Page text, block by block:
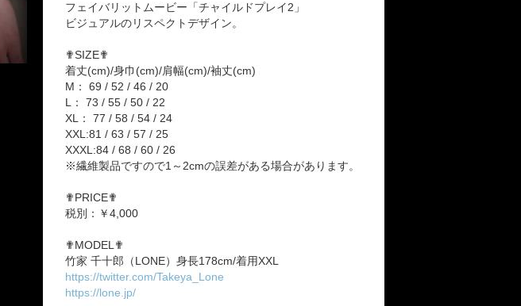
フェイバリットムービー「チャイルドプレイ2」
ビジュアルのリスペクトデザイン。
✟SIZE✟
着丈(cm)/身巾(cm)/肩幅(cm)/袖丈(cm)
M： 69 / 52 / 46 / 20
L： 73 / 55 / 50 / 22
XL： 77 / 58 / 54 / 24
XXL:81 / 63 / 57 / 25
XXXL:84 / 68 / 60 / 26
※繊維製品ですので1～2cmの誤差がある場合があります。
✟PRICE✟
税別：￥4,000
✟MODEL✟
竹家 千十郎（LONE）身長178cm/着用XXL
https://twitter.com/Takeya_Lone
https://lone.jp/